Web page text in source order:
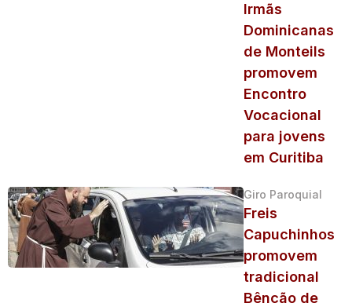
Irmãs
Dominicanas
de Monteils
promovem
Encontro
Vocacional
para jovens
em Curitiba
Giro Paroquial
Freis
Capuchinhos
promovem
tradicional
Bênção de